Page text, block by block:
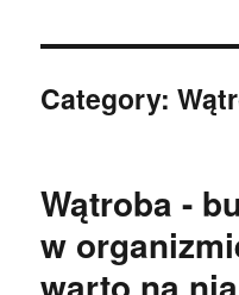
Category:
Wątroba -
w